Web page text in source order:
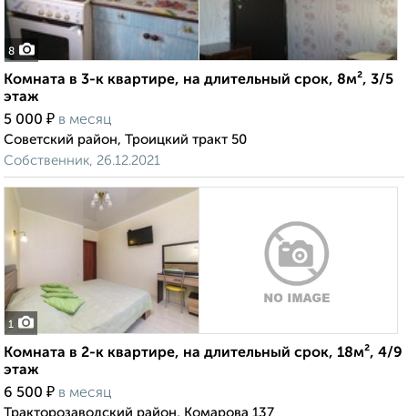
8
Комната в 3-к квартире, на длительный срок, 8м², 3/5
этаж
5 000 ₽ в месяц
Советский район, Троицкий тракт 50
Собственник, 26.12.2021
1
Комната в 2-к квартире, на длительный срок, 18м², 4/9
этаж
6 500 ₽ в месяц
Тракторозаводский район, Комарова 137